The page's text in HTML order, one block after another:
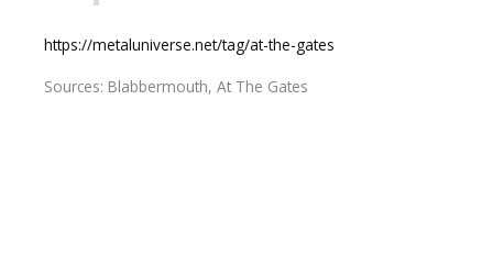
https://metaluniverse.net/tag/at-the-gates
Sources: Blabbermouth, At The Gates